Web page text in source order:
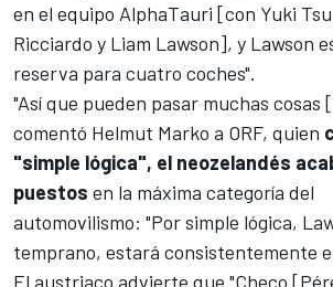
en el equipo AlphaTauri [con Yuki
Ricciardo y Liam Lawson], y Lawson
reserva para cuatro coches".
"Así que pueden pasar muchas
comentó Helmut Marko a ORF, quien
"simple lógica", el neozelandés
puestos en la máxima categoría del
automovilismo: "Por simple lógica,
temprano, estará consistentemente
El austriaco advierte que "Checo